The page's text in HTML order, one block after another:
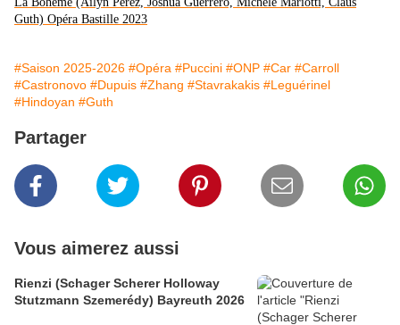
Guth) Opéra Bastille 2023
#Saison 2025-2026 #Opéra #Puccini #ONP #Car #Carroll
#Castronovo #Dupuis #Zhang #Stavrakakis #Leguérinel
#Hindoyan #Guth
Partager
Vous aimerez aussi
Rienzi (Schager Scherer Holloway
Stutzmann Szemerédy) Bayreuth 2026